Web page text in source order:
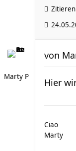
Zitieren
Marty P
von
Hier
Ciao
Marty